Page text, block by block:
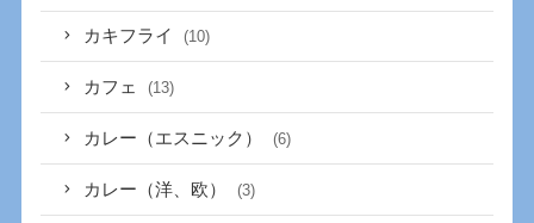
カキフライ (10)
カフェ (13)
カレー（エスニック） (6)
カレー（洋、欧） (3)